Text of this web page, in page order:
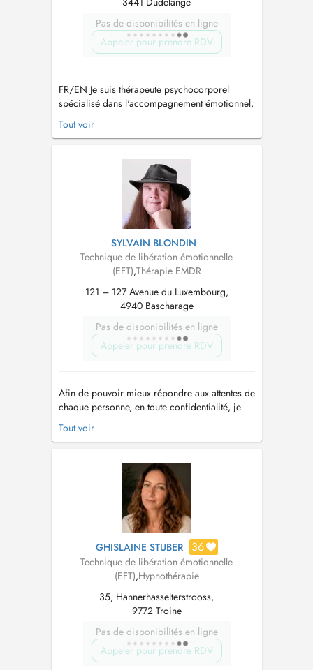
Pas de disponibilités en ligne
Appeler pour prendre RDV
FR/EN Je suis thérapeute psychocorporel
spécialisé dans l'accompagnement émotionnel,
les traumas complexes, les phobies et les
troubles de l'attachement. J'accompagne les
aux angoisses, au burnout, aux phobies, aux
TOCs, aux addictions, aux difficult...
Tout voir
SYLVAIN BLONDIN
Technique de libération émotionnelle
(EFT),Thérapie EMDR
121 – 127 Avenue du Luxembourg,
4940 Bascharage
Pas de disponibilités en ligne
Appeler pour prendre RDV
Afin de pouvoir mieux répondre aux attentes de
chaque personne, en toute confidentialité, je
propose des programmes
individualisés, adaptés et évolutifs en tenant
avoir mené une anamnèse. L'alternance et
l'association de mes différentes compétence...
Tout voir
GHISLAINE STUBER 36
Technique de libération émotionnelle
(EFT),Hypnothérapie
35, Hannerhasselterstrooss,
9772 Troine
Pas de disponibilités en ligne
Appeler pour prendre RDV